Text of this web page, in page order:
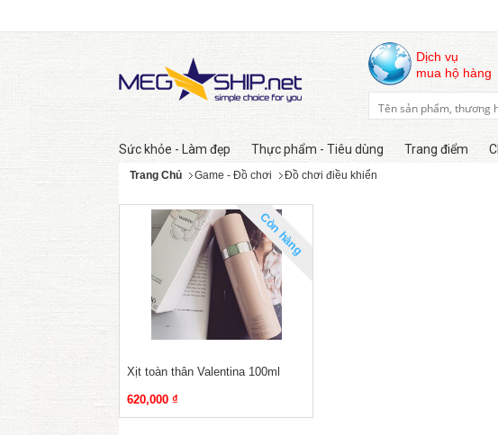
Dịch vụ
mua hộ hàng
Sức khỏe - Làm đẹp Thực phẩm - Tiêu dùng Trang điểm
Trang Chủ Game - Đồ chơi Đồ chơi điều khiển
Còn hàng
Xịt toàn thân Valentina 100ml
620,000 ₫